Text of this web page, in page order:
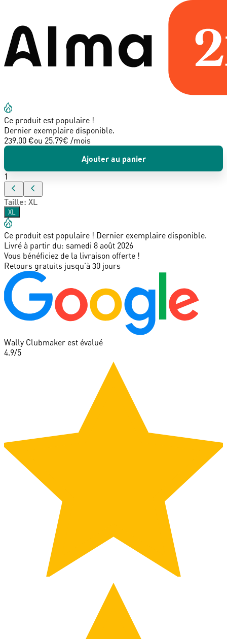
Ce produit est populaire !
Dernier exemplaire disponible.
239.00 €ou 25.79€ /mois
Ajouter au panier
1
Taille: XL
XL
Ce produit est populaire ! Dernier exemplaire disponible.
Livré à partir du: samedi 8 août 2026
Vous bénéficiez de la livraison offerte !
Retours gratuits jusqu'à 30 jours
Wally Clubmaker est évalué
4.9/5